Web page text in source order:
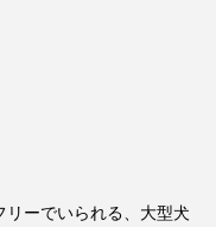
ーでいられる、大型犬